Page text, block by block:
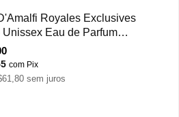
Royales Exclusives
Unissex Eau de Parfum
com Pix
sem juros